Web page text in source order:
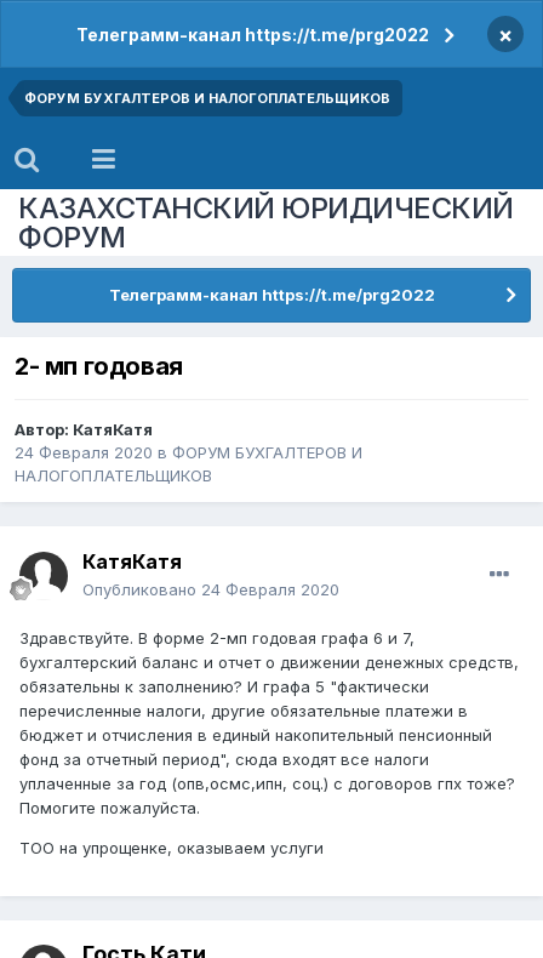
Телеграмм-канал https://t.me/prg2022 ×
ФОРУМ БУХГАЛТЕРОВ И НАЛОГОПЛАТЕЛЬЩИКОВ
КАЗАХСТАНСКИЙ ЮРИДИЧЕСКИЙ
ФОРУМ
Телеграмм-канал https://t.me/prg2022
2- мп годовая
Автор: КатяКатя
24 Февраля 2020 в ФОРУМ БУХГАЛТЕРОВ И
НАЛОГОПЛАТЕЛЬЩИКОВ
КатяКатя
Опубликовано 24 Февраля 2020
Здравствуйте. В форме 2-мп годовая графа 6 и 7,
бухгалтерский баланс и отчет о движении денежных средств,
обязательны к заполнению? И графа 5 "фактически
перечисленные налоги, другие обязательные платежи в
бюджет и отчисления в единый накопительный пенсионный
фонд за отчетный период", сюда входят все налоги
уплаченные за год (опв,осмс,ипн, соц.) с договоров гпх тоже?
Помогите пожалуйста.
ТОО на упрощенке, оказываем услуги